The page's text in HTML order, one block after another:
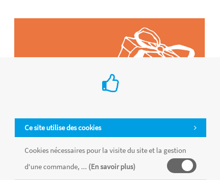
Ce site utilise des cookies
Cookies nécessaires pour la visite du site et la gestion
d'une commande, ... (En savoir plus)